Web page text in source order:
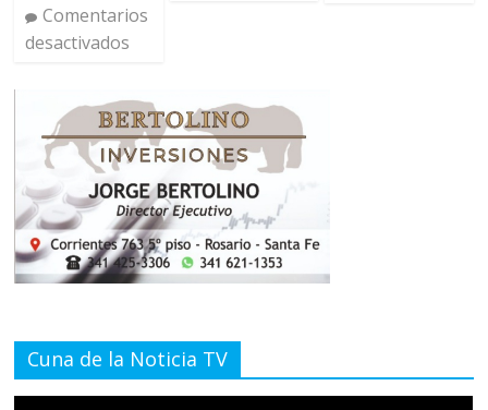
Comentarios
desactivados
Cuna de la Noticia TV